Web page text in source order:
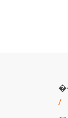
/